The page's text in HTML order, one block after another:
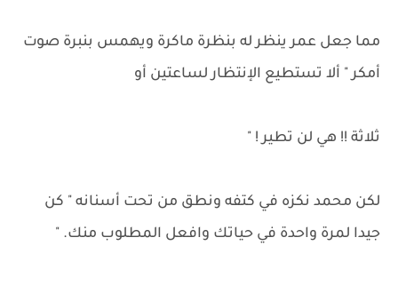
مما جعل عمر ينظر له بنظرة ماكرة ويهمس بنبرة صوت
أمكر " ألا تستطيع الإنتظار لساعتين أو
ثلاثة !! هي لن تطير ! "
لكن محمد نكزه في كتفه ونطق من تحت أسنانه " كن
جيدا لمرة واحدة في حياتك وافعل المطلوب منك. "